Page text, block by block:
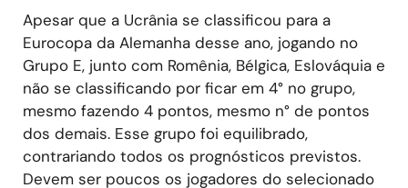
Apesar que a Ucrânia se classificou para a
Eurocopa da Alemanha desse ano, jogando no
Grupo E, junto com Romênia, Bélgica, Eslováquia e
não se classificando por ficar em 4° no grupo,
mesmo fazendo 4 pontos, mesmo n° de pontos
dos demais. Esse grupo foi equilibrado,
contrariando todos os prognósticos previstos.
Devem ser poucos os jogadores do selecionado